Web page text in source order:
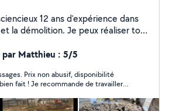
12 ans d'expérience dans
Je peux réaliser tout
réseau, démolition
haie
par Matthieu : 5/5
Prix non abusif, disponibilité
fait ! Je recommande de travailler